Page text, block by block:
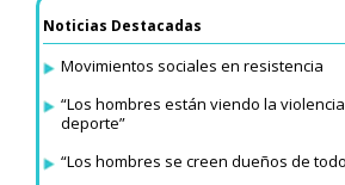
Noticias Destacadas
Movimientos sociales en resistencia
“Los hombres están viendo la
deporte”
“Los hombres se creen dueños de